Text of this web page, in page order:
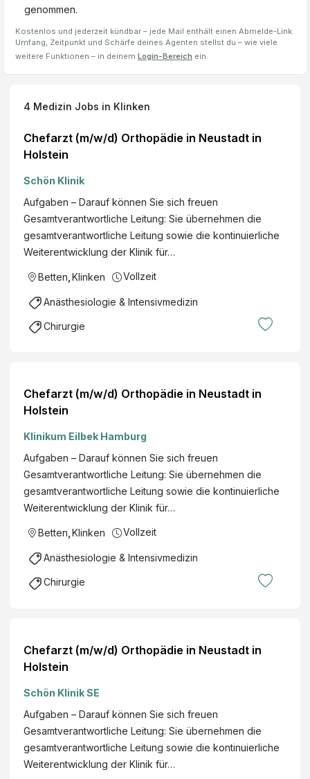
genommen.
Kostenlos und jederzeit kündbar – jede Mail enthält einen Abmelde-Link.
Umfang, Zeitpunkt und Schärfe deines Agenten stellst du – wie viele
weitere Funktionen – in deinem Login-Bereich ein.
4 Medizin Jobs in Klinken
Chefarzt (m/w/d) Orthopädie in Neustadt in
Holstein
Schön Klinik
Aufgaben – Darauf können Sie sich freuen
Gesamtverantwortliche Leitung: Sie übernehmen die
gesamtverantwortliche Leitung sowie die kontinuierliche
Weiterentwicklung der Klinik für…
Betten Klinken Vollzeit
Anästhesiologie & Intensivmedizin
Chirurgie
Chefarzt (m/w/d) Orthopädie in Neustadt in
Holstein
Klinikum Eilbek Hamburg
Aufgaben – Darauf können Sie sich freuen
Gesamtverantwortliche Leitung: Sie übernehmen die
gesamtverantwortliche Leitung sowie die kontinuierliche
Weiterentwicklung der Klinik für…
Betten Klinken Vollzeit
Anästhesiologie & Intensivmedizin
Chirurgie
Chefarzt (m/w/d) Orthopädie in Neustadt in
Holstein
Schön Klinik SE
Aufgaben – Darauf können Sie sich freuen
Gesamtverantwortliche Leitung: Sie übernehmen die
gesamtverantwortliche Leitung sowie die kontinuierliche
Weiterentwicklung der Klinik für…